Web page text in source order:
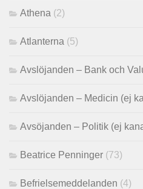
Athena (2)
Atlanterna (5)
Avslöjanden – Bank och
Avslöjanden – Medicin (ej
Avsöjanden – Politik (ej
Beatrice Penninger (73)
Befrielsemeddelanden (4)